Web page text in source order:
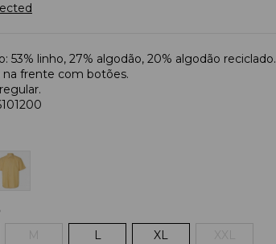
53% linho, 27% algodão, 20% algodão reciclado.
na frente com botões.
L XL